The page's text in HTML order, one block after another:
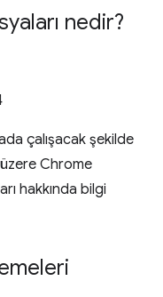
nedir?
çalışacak şekilde
Chrome
hakkında bilgi